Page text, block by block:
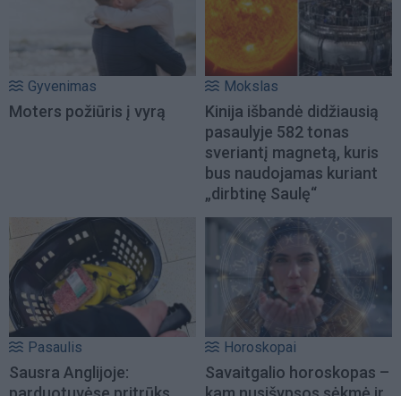
Gyvenimas
Moters požiūris į vyrą
Mokslas
Kinija išbandė didžiausią
pasaulyje 582 tonas
sveriantį magnetą, kuris
bus naudojamas kuriant
„dirbtinę Saulę“
Pasaulis
Sausra Anglijoje:
Horoskopai
Savaitgalio horoskopas –